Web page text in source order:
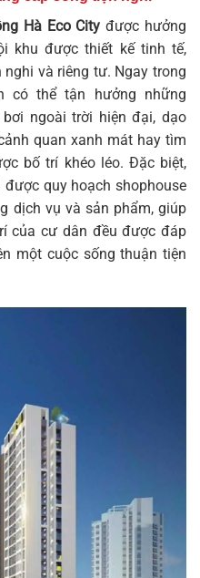
Hà Eco City được hưởng
khu được thiết kế tinh tế,
và riêng tư. Ngay trong
có thể tận hưởng những
ngoài trời hiện đại, dạo
quan xanh mát hay tìm
bố trí khéo léo. Đặc biệt,
quy hoạch shophouse
dịch vụ và sản phẩm, giúp
của cư dân đều được đáp
một cuộc sống thuận tiện